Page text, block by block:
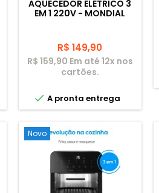
AQUECEDOR ELETRICO 3
EM 1 220V - MONDIAL
Preço
R$ 149,90
R$ 159,90 Em até 12x nos
cartões.
 A pronta entrega
Novo